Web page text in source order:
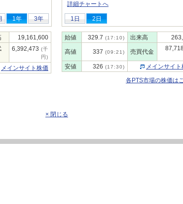
1年 3年
19,161,600
6,392,473 (千
円)
メインサイト株価
詳細チャートへ
1日 2日
始値 329.7 (17:10) 出来高
高値 337 (09:21) 売買代金
安値 326 (17:30)
メインサイト
各PTS市場の株価は
× 閉じる